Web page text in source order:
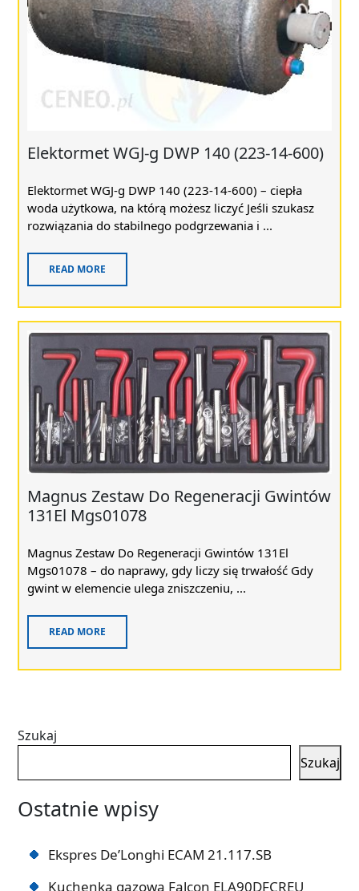
Elektormet WGJ-g DWP 140 (223-14-600)
Elektormet WGJ-g DWP 140 (223-14-600) – ciepła
woda użytkowa, na którą możesz liczyć Jeśli szukasz
rozwiązania do stabilnego podgrzewania i ...
READ MORE
Magnus Zestaw Do Regeneracji Gwintów
131El Mgs01078
Magnus Zestaw Do Regeneracji Gwintów 131El
Mgs01078 – do naprawy, gdy liczy się trwałość Gdy
gwint w elemencie ulega zniszczeniu, ...
READ MORE
Szukaj
Szukaj
Ostatnie wpisy
Ekspres De’Longhi ECAM 21.117.SB
Kuchenka gazowa Falcon ELA90DFCREU